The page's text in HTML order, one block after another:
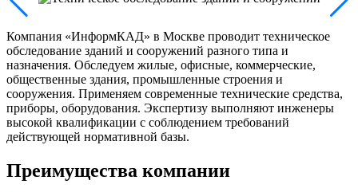
Компания «ИнформКАД» в Москве проводит техническое
обследование зданий и сооружений разного типа и
назначения. Обследуем жилые, офисные, коммерческие,
общественные здания, промышленные строения и
сооружения. Применяем современные технические средства,
приборы, оборудования. Экспертизу выполняют инженеры
высокой квалификации с соблюдением требований
действующей нормативной базы.
Преимущества компании